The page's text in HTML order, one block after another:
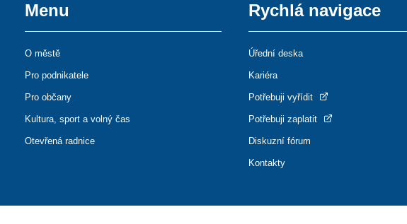
Menu
O městě
Pro podnikatele
Pro občany
Kultura, sport a volný čas
Otevřená radnice
Rychlá navigace
Úřední deska
Kariéra
Potřebuji vyřídit
Potřebuji zaplatit
Diskuzní fórum
Kontakty